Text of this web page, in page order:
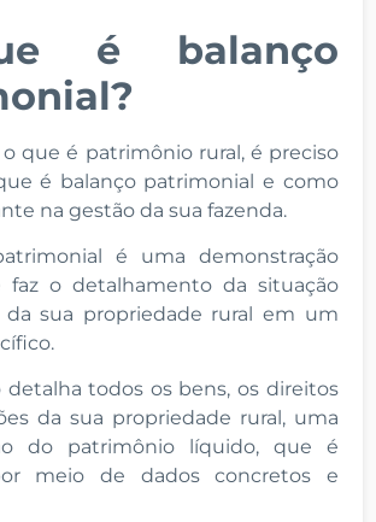
é balanço
que é patrimônio rural, é preciso
é balanço patrimonial e como
na gestão da sua fazenda.
é uma demonstração
faz o detalhamento da situação
da sua propriedade rural em um
detalha todos os bens, os direitos
da sua propriedade rural, uma
do patrimônio líquido, que é
meio de dados concretos e